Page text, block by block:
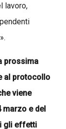
lavoro,
prossima
al protocollo
viene
marzo e del
gli effetti